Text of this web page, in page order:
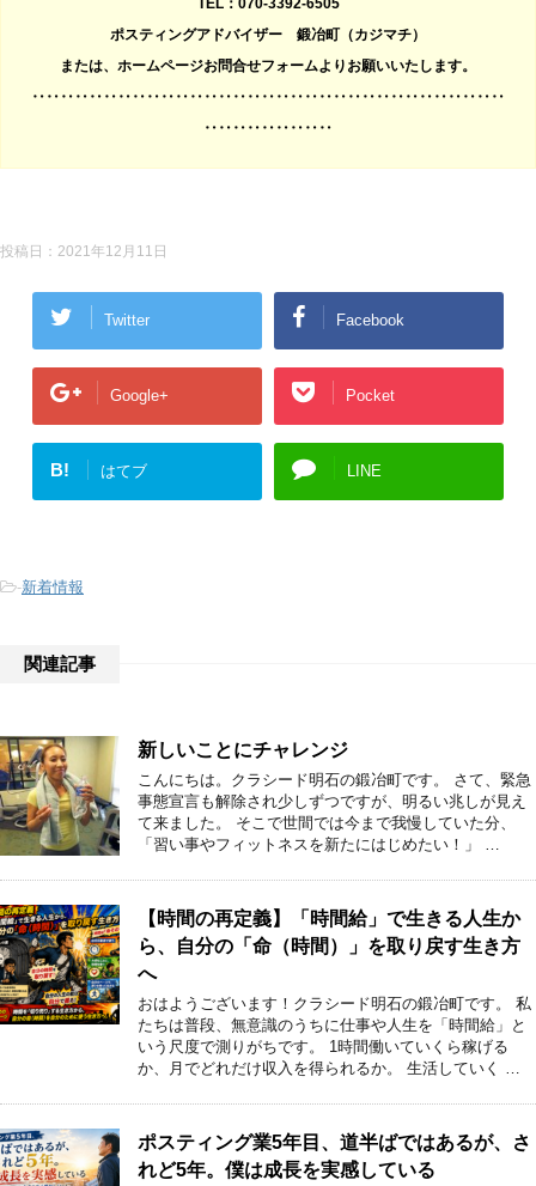
TEL：070-3392-6505
ポスティングアドバイザー 鍛冶町（カジマチ）
または、ホームページお問合せフォームよりお願いいたします。
‥‥‥‥‥‥‥‥‥‥‥‥‥‥‥‥‥‥‥‥‥‥‥‥‥‥‥‥‥‥‥‥‥
‥‥‥‥‥‥‥‥‥
投稿日： 2021年12月11日
Twitter Facebook
Google+ Pocket
B! はてブ LINE
-新着情報
関連記事
新しいことにチャレンジ
こんにちは。クラシード明石の鍛冶町です。 さて、緊急
事態宣言も解除され少しずつですが、明るい兆しが見え
て来ました。 そこで世間では今まで我慢していた分、
「習い事やフィットネスを新たにはじめたい！」 …
【時間の再定義】「時間給」で生きる人生か
ら、自分の「命（時間）」を取り戻す生き方
へ
おはようございます！クラシード明石の鍛冶町です。 私
たちは普段、無意識のうちに仕事や人生を「時間給」と
いう尺度で測りがちです。 1時間働いていくら稼げる
か、月でどれだけ収入を得られるか。 生活していく …
ポスティング業5年目、道半ばではあるが、さ
れど5年。僕は成長を実感している